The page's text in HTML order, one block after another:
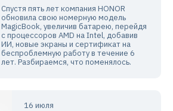
Спустя пять лет компания HONOR
обновила свою номерную модель
MagicBook, увеличив батарею, перейдя
с процессоров AMD на Intel, добавив
ИИ, новые экраны и сертификат на
беспроблемную работу в течение 6
лет. Разбираемся, что поменялось.
16 июля